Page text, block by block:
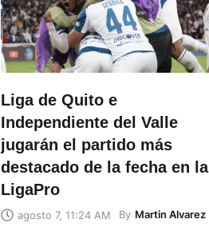
Liga de Quito e
Independiente del Valle
jugarán el partido más
destacado de la fecha en la
LigaPro
agosto 7, 11:24 AM By Martin Alvarez